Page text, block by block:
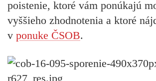
poistenie, ktoré vám ponúkajú
vyššieho zhodnotenia a ktoré
v ponuke ČSOB.